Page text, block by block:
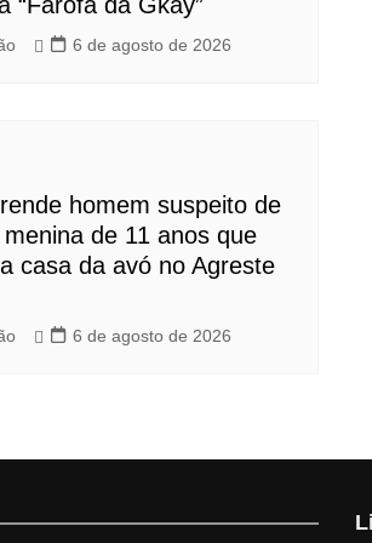
6 de agosto de 2026
homem suspeito de
de 11 anos que
casa da avó no Agreste
6 de agosto de 2026